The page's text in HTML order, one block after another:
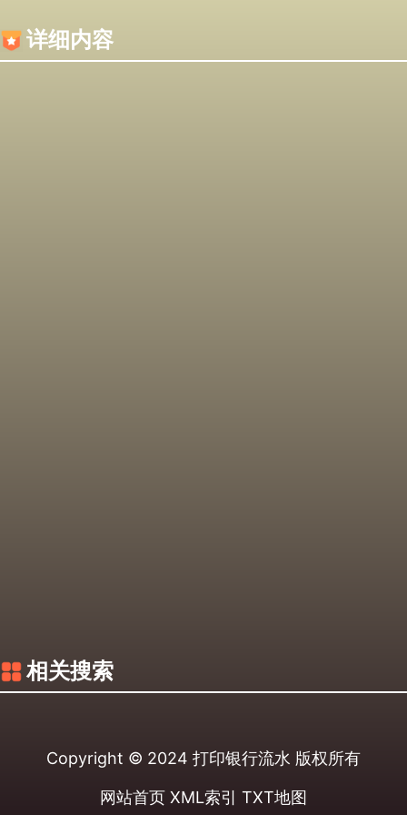
详细内容
相关搜索
Copyright © 2024 打印银行流水 版权所有
网站首页 XML索引 TXT地图